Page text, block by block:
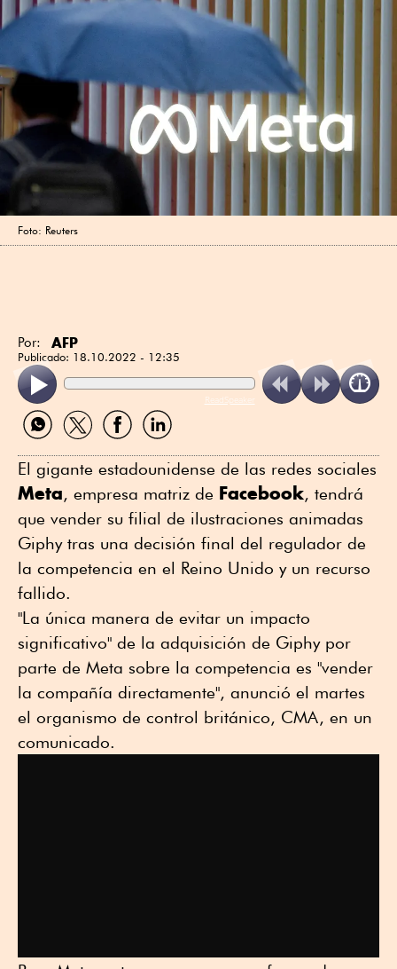
Foto: Reuters
Por: AFP
Publicado: 18.10.2022 - 12:35
ReadSpeaker
Compartir
por
Compartir
por
Compartir
por
Compartir
por
El gigante estadounidense de las redes sociales
Meta, empresa matriz de Facebook, tendrá
que vender su filial de ilustraciones animadas
Giphy tras una decisión final del regulador de
la competencia en el Reino Unido y un recurso
fallido.
"La única manera de evitar un impacto
significativo" de la adquisición de Giphy por
parte de Meta sobre la competencia es "vender
la compañía directamente", anunció el martes
el organismo de control británico, CMA, en un
comunicado.